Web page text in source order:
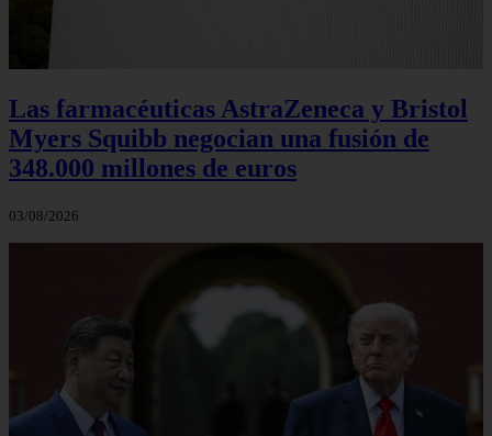
Las farmacéuticas AstraZeneca y Bristol
Myers Squibb negocian una fusión de
348.000 millones de euros
03/08/2026